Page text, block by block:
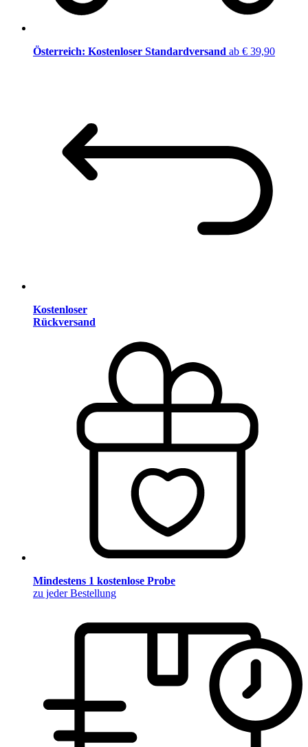
Österreich: Kostenloser Standardversand ab € 39,90
Kostenloser
Rückversand
Mindestens 1 kostenlose Probe
zu jeder Bestellung